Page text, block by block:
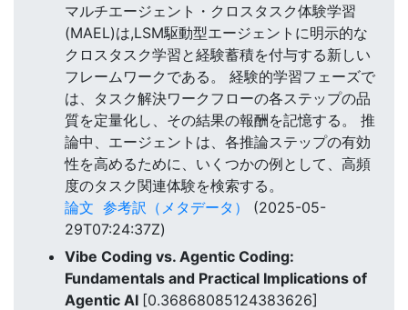
マルチエージェント・クロスタスク体験学習
(MAEL)は,LSM駆動型エージェントに明示的な
クロスタスク学習と経験蓄積を付与する新しい
フレームワークである。 経験的学習フェーズで
は、タスク解決ワークフローの各ステップの品
質を定量化し、その結果の報酬を記憶する。 推
論中、エージェントは、各推論ステップの有効
性を高めるために、いくつかの例として、高頻
度のタスク関連体験を検索する。
論文 参考訳（メタデータ）
(2025-05-
29T07:24:37Z)
Vibe Coding vs. Agentic Coding:
Fundamentals and Practical Implications of
Agentic AI [0.36868085124383626]